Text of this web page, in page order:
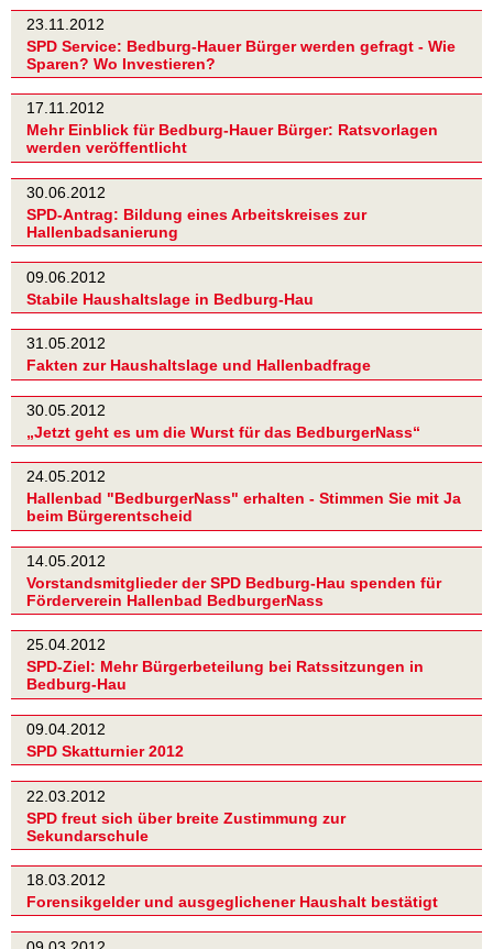
23.11.2012
SPD Service: Bedburg-Hauer Bürger werden gefragt - Wie
Sparen? Wo Investieren?
17.11.2012
Mehr Einblick für Bedburg-Hauer Bürger: Ratsvorlagen
werden veröffentlicht
30.06.2012
SPD-Antrag: Bildung eines Arbeitskreises zur
Hallenbadsanierung
09.06.2012
Stabile Haushaltslage in Bedburg-Hau
31.05.2012
Fakten zur Haushaltslage und Hallenbadfrage
30.05.2012
„Jetzt geht es um die Wurst für das BedburgerNass“
24.05.2012
Hallenbad "BedburgerNass" erhalten - Stimmen Sie mit Ja
beim Bürgerentscheid
14.05.2012
Vorstandsmitglieder der SPD Bedburg-Hau spenden für
Förderverein Hallenbad BedburgerNass
25.04.2012
SPD-Ziel: Mehr Bürgerbeteilung bei Ratssitzungen in
Bedburg-Hau
09.04.2012
SPD Skatturnier 2012
22.03.2012
SPD freut sich über breite Zustimmung zur
Sekundarschule
18.03.2012
Forensikgelder und ausgeglichener Haushalt bestätigt